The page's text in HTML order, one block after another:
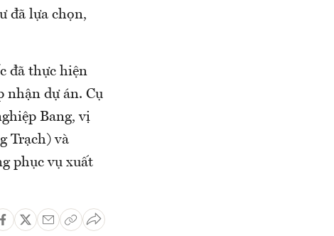
đã lựa chọn,
đã thực hiện
nhận dự án. Cụ
Bang, vị
Trạch) và
phục vụ xuất